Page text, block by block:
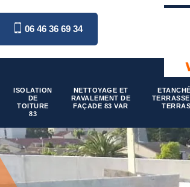
06 46 36 69 34
ISOLATION
DE
TOITURE
83
NETTOYAGE ET
RAVALEMENT DE
FAÇADE 83 VAR